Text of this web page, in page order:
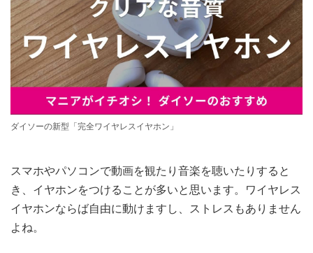
ダイソーの新型「完全ワイヤレスイヤホン」
スマホやパソコンで動画を観たり音楽を聴いたりすると
き、イヤホンをつけることが多いと思います。ワイヤレス
イヤホンならば自由に動けますし、ストレスもありません
よね。